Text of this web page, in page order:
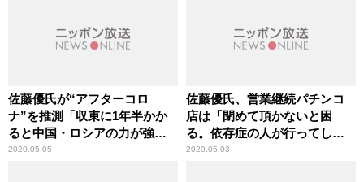
佐藤優氏が“アフターコロ
ナ”を推測「収束に1年半かか
ると中国・ロシアの力が強く
なる可能性」
2020.05.05
佐藤優氏、営業継続パチンコ
店は「閉めて頂かないと困
る。依存症の人が行ってしま
う」
2020.05.03